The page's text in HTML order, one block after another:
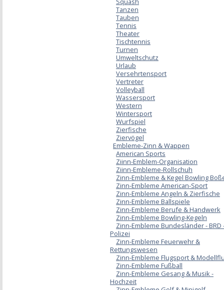
Tanzen
Tauben
Tennis
Theater
Tischtennis
Turnen
Umweltschutz
Urlaub
Versehrtensport
Vertreter
Volleyball
Wassersport
Western
Wintersport
Wurfspiel
Zierfische
Ziervögel
Embleme-Zinn & Wappen
American Sports
Ziinn-Emblem-Organisation
Ziinn-Embleme-Rollschuh
Zinn-Embleme & Kegel Bowling
Zinn-Embleme American-Sport
Zinn-Embleme Angeln & Zierfische
Zinn-Embleme Ballspiele
Zinn-Embleme Berufe & Handwerk
Zinn-Embleme Bowling-Kegeln
Zinn-Embleme Bundesländer - BRD
Polizei
Zinn-Embleme Feuerwehr &
Rettungswesen
Zinn-Embleme Flugsport &
Zinn-Embleme Fußball
Zinn-Embleme Gesang & Musik -
Hochzeit